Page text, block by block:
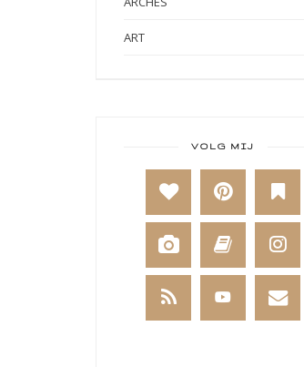
ART
BAKKEN
BEESTENBOEL
BOEKEN
BREIEN
BRUSHO
VOLG MIJ